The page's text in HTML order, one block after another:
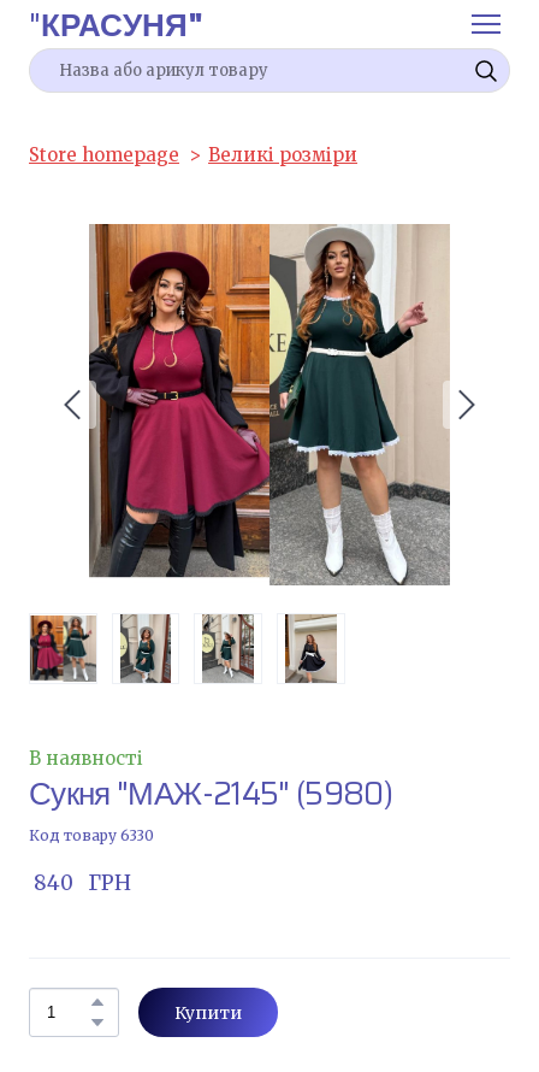
"КРАСУНЯ"
Store homepage Великі розміри
В наявності
Сукня "МАЖ-2145" (5980)
Код товару 6330
840   ГРН
Купити